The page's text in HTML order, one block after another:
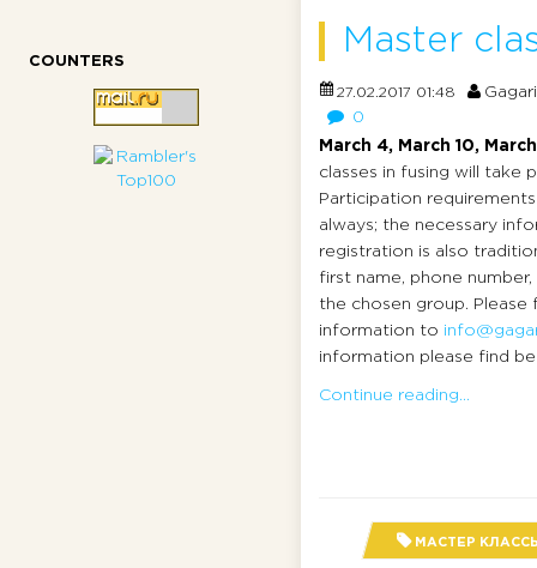
COUNTERS
Master
27.02.2017 01:48
0
March 4, March 10, March
classes in fusing will take
Participation
always; the necessary
registration is also
first name, phone
the chosen group. Please
information to
information please find
Continue reading...
МАСТЕР